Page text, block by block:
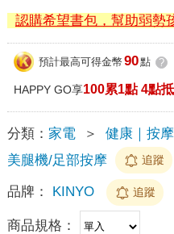
認購希望書包，幫助弱勢
預計最高可得金幣 90點 ?
HAPPY GO享100累1點 4點
分類： 家電 ＞ 健康｜按摩
美腿機/足部按摩
追蹤
品牌： KINYO 追蹤
商品規格：